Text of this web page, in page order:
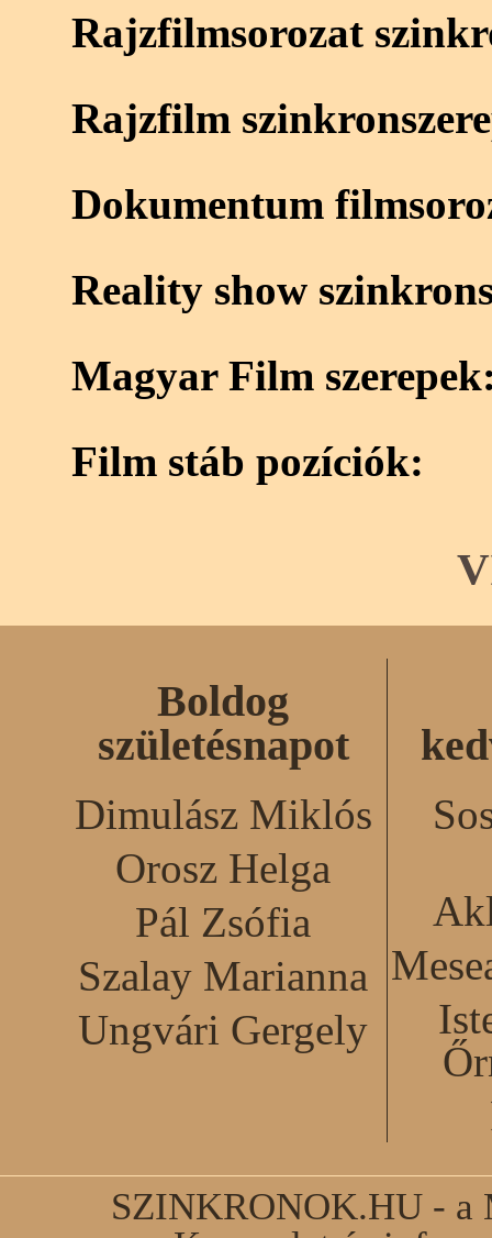
Rajzfilmsorozat
Rajzfilm
Dokumentum
Reality show
Magyar Film
Film stáb pozíciók:
Boldog
születésnapot
Dimulász Miklós
Orosz Helga
Pál Zsófia
Szalay Marianna
Ungvári Gergely
SZINKRONOK.HU - a